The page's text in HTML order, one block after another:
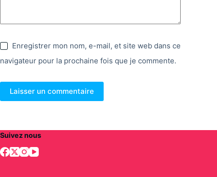
Enregistrer mon nom, e-mail, et site web dans ce
navigateur pour la prochaine fois que je commente.
Laisser un commentaire
Suivez nous